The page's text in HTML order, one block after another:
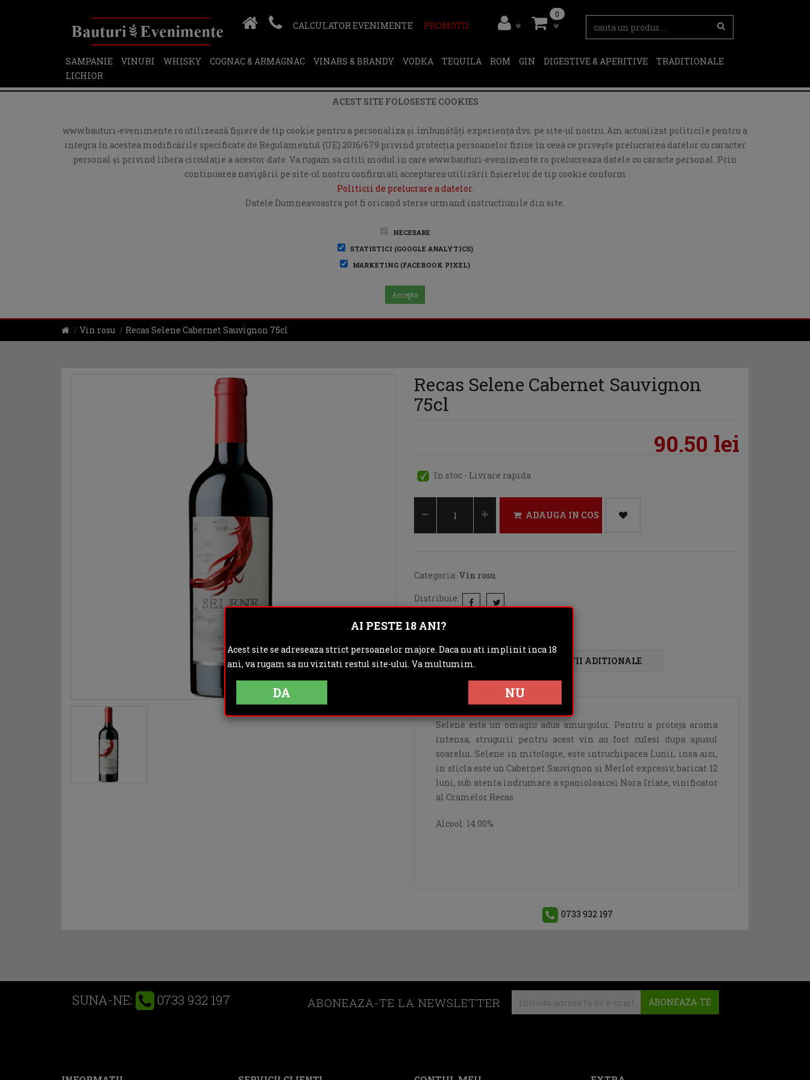
CALCULATOR EVENIMENTE PROMOTII
0
SAMPANIE VINURI WHISKY COGNAC & ARMAGNAC VINARS & BRANDY VODKA TEQUILA ROM GIN DIGESTIVE & APERITIVE
TRADITIONALE
LICHIOR
ACEST SITE FOLOSESTE COOKIES
www.bauturi-evenimente.ro utilizează fişiere de tip cookie pentru a personaliza și îmbunătăți experiența dvs. pe site-ul nostru. Am actualizat politicile pentru a
integra în acestea modificările specificate de Regulamentul (UE) 2016/679 privind protecția persoanelor fizice în ceea ce privește prelucrarea datelor cu caracter
personal și privind libera circulație a acestor date. Va rugam sa cititi modul in care www.bauturi-evenimente.ro prelucreaza datele cu caracte personal. Prin
continuarea navigării pe site-ul nostru confirmati acceptarea utilizării fişierelor de tip cookie conform
Politicii de prelucrare a datelor.
Datele Dumneavoastra pot fi oricand sterse urmand instructiunile din site.
NECESARE
STATISTICI (GOOGLE ANALYTICS)
MARKETING (FACEBOOK PIXEL)
Accepta
Vin rosu Recas Selene Cabernet Sauvignon 75cl
Recas Selene Cabernet Sauvignon
75cl
90.50 lei
In stoc - Livrare rapida
ADAUGA IN COS
Categoria: Vin rosu
Distribuie:
Rating:
DESCRIERE INFORMATII ADITIONALE
Selene este un omagiu adus amurgului. Pentru a proteja aroma
intensa, strugurii pentru acest vin au fost culesi dupa apusul
soarelui. Selene in mitologie, este intruchiparea Lunii, insa aici,
in sticla este un Cabernet Sauvignon si Merlot expresiv, baricat 12
luni, sub atenta indrumare a spanioloaicei Nora Iriate, vinificator
al Cramelor Recas.
Alcool: 14.00%
0733 932 197
SUNA-NE: 0733 932 197 ABONEAZA-TE LA NEWSLETTER ABONEAZA-TE
AI PESTE 18 ANI?
Acest site se adreseaza strict persoanelor majore. Daca nu ati implinit inca 18
ani, va rugam sa nu vizitati restul site-ului. Va multumim.
DA NU